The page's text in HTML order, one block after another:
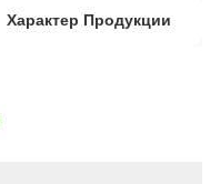
Характер Продукции